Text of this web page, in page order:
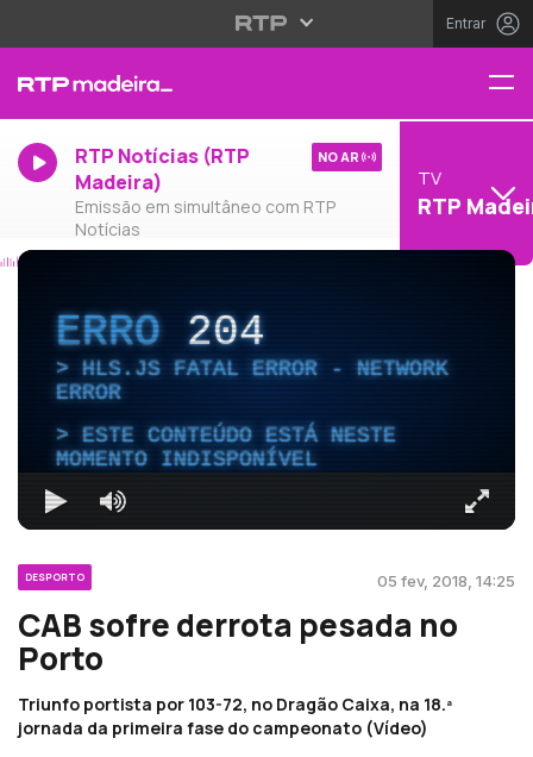
Entrar
RTP Notícias (RTP
Madeira)
Emissão em simultâneo com RTP
Notícias
NO AR
TV
RTP
ERRO204
HLS.JS FATAL ERROR - NETWORK
ERROR
ESTE CONTEÚDO ESTÁ NESTE
MOMENTO INDISPONÍVEL
DESPORTO 05 fev, 2018, 14:25
CAB sofre derrota pesada no
Porto
Triunfo portista por 103-72, no Dragão Caixa, na 18.ª
jornada da primeira fase do campeonato (Vídeo)